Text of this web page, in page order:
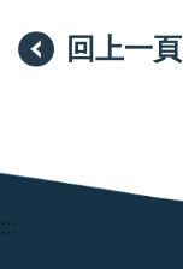
回上一頁
:::